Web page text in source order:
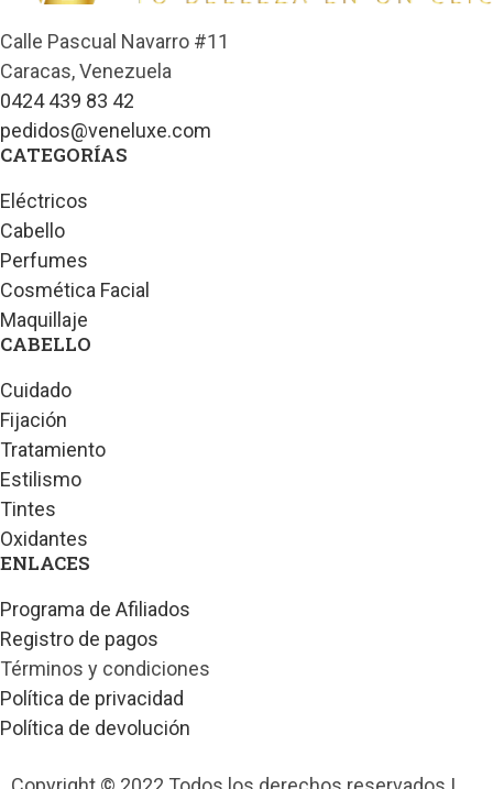
Calle Pascual Navarro #11
Caracas, Venezuela
0424 439 83 42
pedidos@veneluxe.com
CATEGORÍAS
Eléctricos
Cabello
Perfumes
Cosmética Facial
Maquillaje
CABELLO
Cuidado
Fijación
Tratamiento
Estilismo
Tintes
Oxidantes
ENLACES
Programa de Afiliados
Registro de pagos
Términos y condiciones
Política de privacidad
Política de devolución